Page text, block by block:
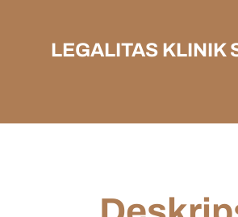
LEGALITAS KLINIK